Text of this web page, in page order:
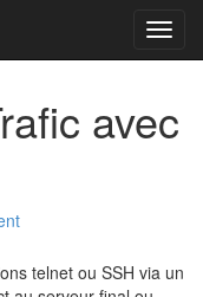
avec
telnet ou SSH via un